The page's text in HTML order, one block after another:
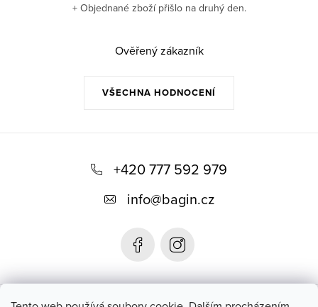
VŠECHNA HODNOCENÍ
+ Objednané zboží přišlo na druhý den.
Ověřený zákazník
+420 777 592 979
info@bagin.cz
Bagin.cz